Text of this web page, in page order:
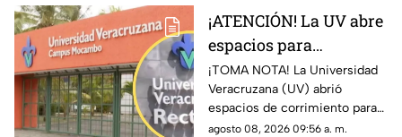
¡ATENCIÓN! La UV abre
espacios para
aspirantes de nuevo
ingreso en Veracruz;
esto debe hacer
¡TOMA NOTA! La Universidad
Veracruzana (UV) abrió
espacios de corrimiento para
los aspirantes de nuevo
agosto 08, 2026 09:56 a. m.